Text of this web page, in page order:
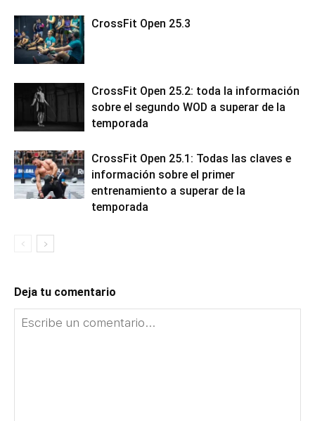
CrossFit Open 25.3
CrossFit Open 25.2: toda la información
sobre el segundo WOD a superar de la
temporada
CrossFit Open 25.1: Todas las claves e
información sobre el primer
entrenamiento a superar de la
temporada
Deja tu comentario